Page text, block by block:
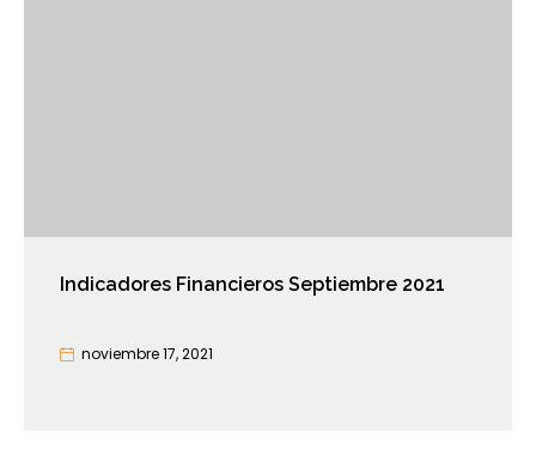
Indicadores Financieros Septiembre 2021
noviembre 17, 2021